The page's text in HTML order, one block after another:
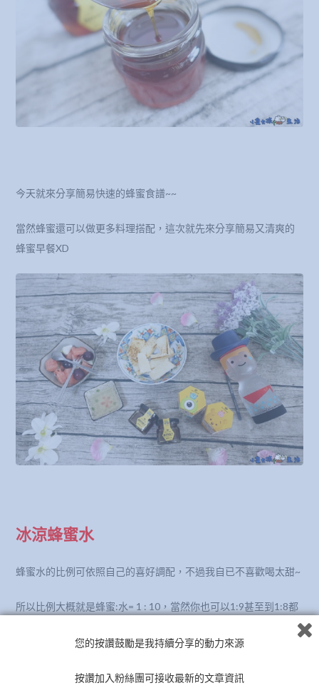
今天就來分享簡易快速的蜂蜜食譜~~
當然蜂蜜還可以做更多料理搭配，這次就先來分享簡易又清爽的
蜂蜜早餐XD
冰涼蜂蜜水
蜂蜜水的比例可依照自己的喜好調配，不過我自已不喜歡喝太甜~
所以比例大概就是蜂蜜:水= 1 : 10，當然你也可以1:9甚至到1:8都
您的按讚鼓勵是我持續分享的動力來源
按讚加入粉絲團可接收最新的文章資訊